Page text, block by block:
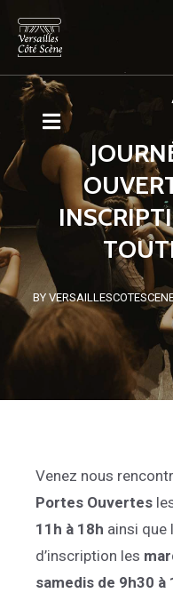
BY
Venez nous
Portes Ouvertes
11h à 18h ainsi que
d’inscription les
samedis de 9h30 à